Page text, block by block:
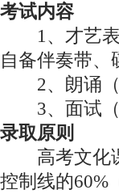
考试内容
1、才艺表
自备伴奏带、
2、朗诵（
3、面试（
录取原则
高考文化课
控制线的60%